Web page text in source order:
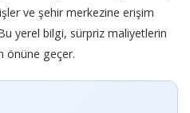
ve şehir merkezine erişim
yerel bilgi, sürpriz maliyetlerin
önüne geçer.